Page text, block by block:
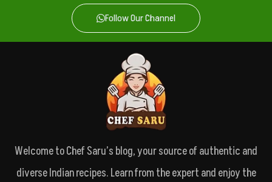
Follow Our Channel
Welcome to Chef Saru’s blog, your source of authentic and
diverse Indian recipes. Learn from the expert and enjoy the